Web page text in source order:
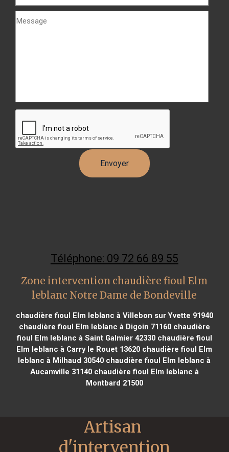
Téléphone: 09 72 66 89 55
Zone intervention chaudière fioul Elm
leblanc Notre Dame de Bondeville
chaudière fioul Elm leblanc à Villebon sur Yvette 91940
chaudière fioul Elm leblanc à Digoin 71160chaudière
fioul Elm leblanc à Saint Galmier 42330chaudière fioul
Elm leblanc à Carry le Rouet 13620 chaudière fioul Elm
leblanc à Milhaud 30540 chaudière fioul Elm leblanc à
Aucamville 31140chaudière fioul Elm leblanc à
Montbard 21500
Artisan
d'intervention